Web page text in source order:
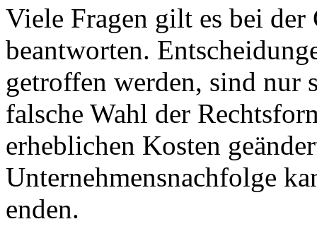
Viele Fragen gilt es bei
beantworten.
getroffen werden, sind nur
falsche Wahl der
erheblichen Kosten
Unternehmensnachfolge
enden.